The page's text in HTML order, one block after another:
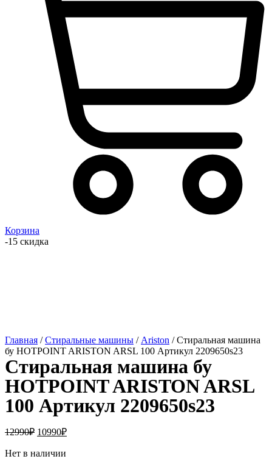
Корзина
-15 скидка
Главная /Стиральные машины / Ariston / Стиральная машина
бу HOTPOINT ARISTON ARSL 100 Артикул 2209650s23
Стиральная машина бу
HOTPOINT ARISTON ARSL
100 Артикул 2209650s23
12990₽ 10990₽
Нет в наличии